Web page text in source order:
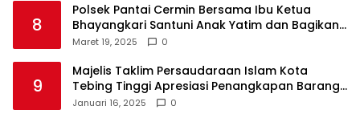
8
Polsek Pantai Cermin Bersama Ibu Ketua
Bhayangkari Santuni Anak Yatim dan Bagikan
Takjil
Maret 19, 2025 0
9
Majelis Taklim Persaudaraan Islam Kota
Tebing Tinggi Apresiasi Penangkapan Barang
Haram
Januari 16, 2025 0